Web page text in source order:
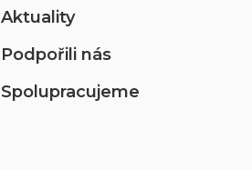
Aktuality
Podpořili nás
Spolupracujeme